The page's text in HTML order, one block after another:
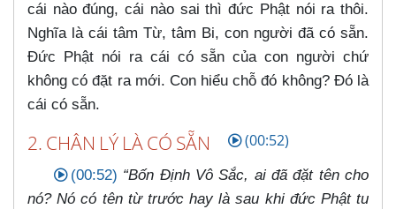
cái nào đúng, cái nào sai thì đức Phật nói ra thôi.
Nghĩa là cái tâm Từ, tâm Bi, con người đã có sẵn.
Đức Phật nói ra cái có sẵn của con người chứ
không có đặt ra mới. Con hiểu chỗ đó không? Đó là
cái có sẵn.
2. CHÂN LÝ LÀ CÓ SẴN (00:52)
(00:52) “Bốn Định Vô Sắc, ai đã đặt tên cho
nó? Nó có tên từ trước hay là sau khi đức Phật tu